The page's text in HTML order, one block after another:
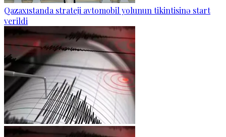
Qazaxıstanda strateji avtomobil yolunun tikintisinə start
verildi